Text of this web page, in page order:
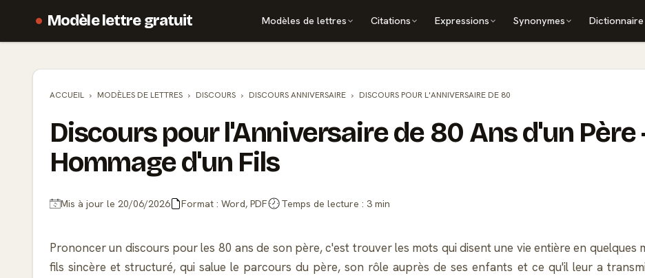
Modèle lettre gratuit Modèles de lettres Citations Expressions Synonymes Dictionnaire
ACCUEIL MODÈLES DE LETTRES DISCOURS DISCOURS ANNIVERSAIRE DISCOURS POUR L'ANNIVERSAIRE DE 80
Discours pour l'Anniversaire de 80 Ans d'un Père
Hommage d'un Fils
Mis à jour le 20/06/2026 Format : Word, PDF Temps de lecture : 3 min
Prononcer un discours pour les 80 ans de son père, c'est trouver les mots qui disent une vie entière en quelques
fils sincère et structuré, qui salue le parcours du père, son rôle auprès de ses enfants et ce qu'il leur a